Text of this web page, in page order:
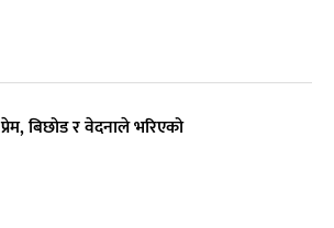
प्रेम, बिछोड र वेदनाले भरिएको